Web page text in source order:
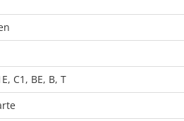
C1, BE, B, T